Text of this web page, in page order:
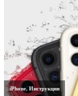
iPhone,Инструкции